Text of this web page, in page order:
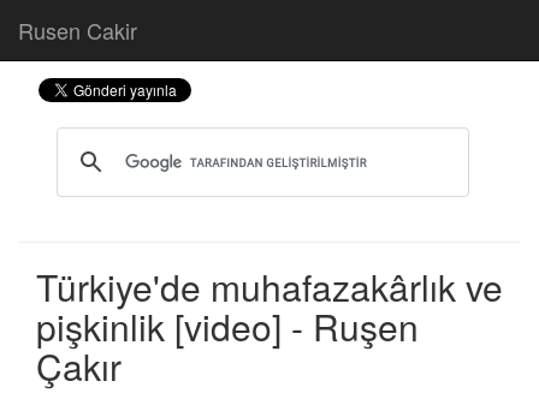
Rusen Cakir
Türkiye'de muhafazakârlık ve
pişkinlik [video] - Ruşen
Çakır